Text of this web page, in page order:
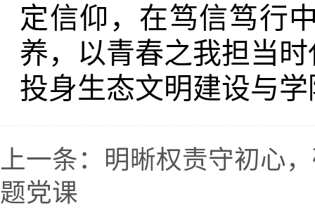
定信仰，在笃信笃行
养，以青春之我担当
投身生态文明建设与
上一条： 明晰权责守初心
题党课